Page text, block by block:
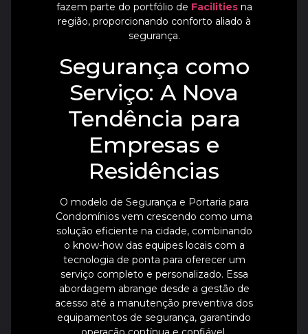
fazem parte do portfólio de Facilitiesna
região, proporcionando conforto aliado à
segurança.
Segurança como
Serviço: A Nova
Tendência para
Empresas e
Residências
O modelo de Segurança e Portaria para
Condomínios vem crescendo como uma
solução eficiente na cidade, combinando
o know-how das equipes locais com a
tecnologia de ponta para oferecer um
serviço completo e personalizado. Essa
abordagem abrange desde a gestão de
acesso até a manutenção preventiva dos
equipamentos de segurança, garantindo